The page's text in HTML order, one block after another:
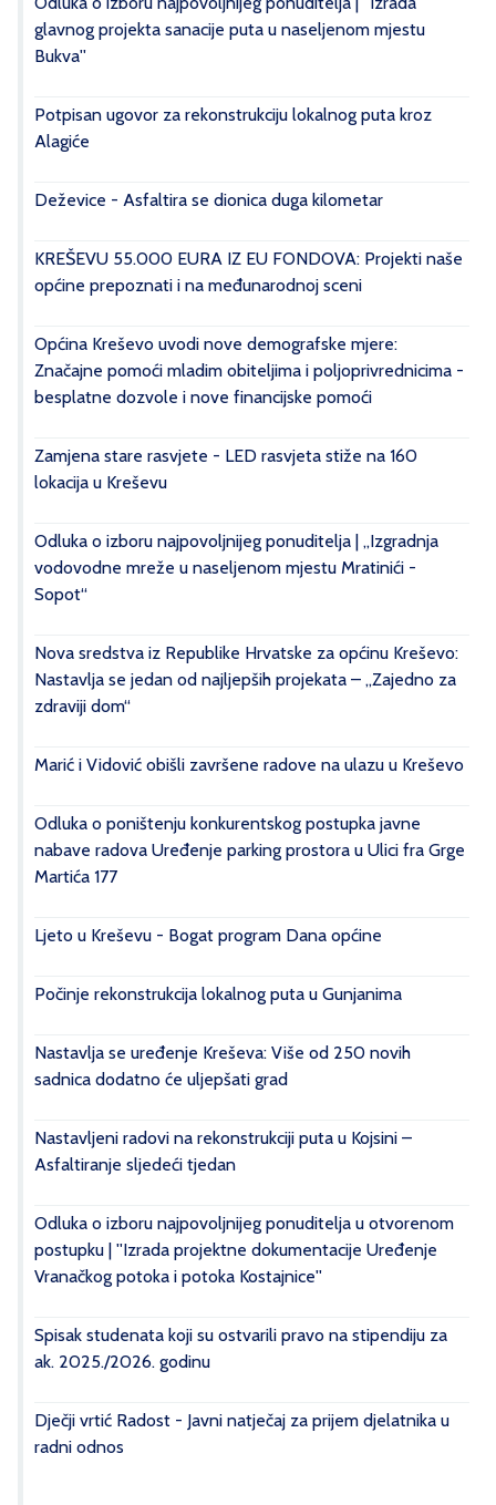
glavnog projekta sanacije puta u naseljenom mjestu
Bukva''
Potpisan ugovor za rekonstrukciju lokalnog puta kroz
Alagiće
Deževice - Asfaltira se dionica duga kilometar
KREŠEVU 55.000 EURA IZ EU FONDOVA: Projekti naše
općine prepoznati i na međunarodnoj sceni
Općina Kreševo uvodi nove demografske mjere:
Značajne pomoći mladim obiteljima i poljoprivrednicima -
besplatne dozvole i nove financijske pomoći
Zamjena stare rasvjete - LED rasvjeta stiže na 160
lokacija u Kreševu
Odluka o izboru najpovoljnijeg ponuditelja | „Izgradnja
vodovodne mreže u naseljenom mjestu Mratinići -
Sopot“
Nova sredstva iz Republike Hrvatske za općinu Kreševo:
Nastavlja se jedan od najljepših projekata – „Zajedno za
zdraviji dom“
Marić i Vidović obišli završene radove na ulazu u Kreševo
Odluka o poništenju konkurentskog postupka javne
nabave radova Uređenje parking prostora u Ulici fra Grge
Martića 177
Ljeto u Kreševu - Bogat program Dana općine
Počinje rekonstrukcija lokalnog puta u Gunjanima
Nastavlja se uređenje Kreševa: Više od 250 novih
sadnica dodatno će uljepšati grad
Nastavljeni radovi na rekonstrukciji puta u Kojsini –
Asfaltiranje sljedeći tjedan
Odluka o izboru najpovoljnijeg ponuditelja u otvorenom
postupku | ''Izrada projektne dokumentacije Uređenje
Vranačkog potoka i potoka Kostajnice''
Spisak studenata koji su ostvarili pravo na stipendiju za
ak. 2025./2026. godinu
Dječji vrtić Radost - Javni natječaj za prijem djelatnika u
radni odnos